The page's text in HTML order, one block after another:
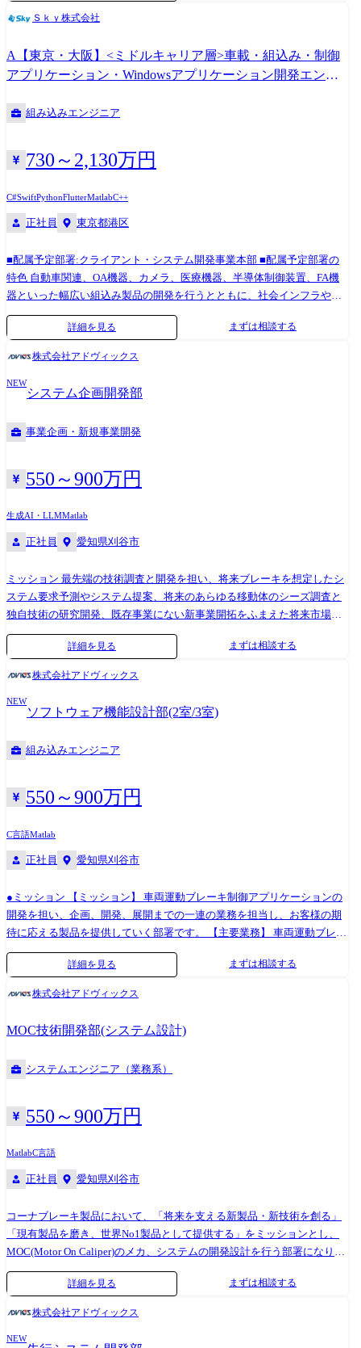
MATLAB、Simulink、Labview 等 ・データ分析プログラミング:Python、
VBA 等 ・評価/計測ツール:温度、応力、騒音測定等の試験機器、EMC評
「株式会社Honda・GS Yuasa EV Battery R&D(HGYB)」との電動車用リチ
関連サプライヤーとの技術構築により、バッテリー内部の技術進化を活
かした魅力的なEV・電動システムに貢献するバッテリーシステムを開発
していきます。 【具体的には】 ※ご経験/スキルに合わせ詳細業務
バッテリーの 性能目標(容量・入出力・耐久性・安全性・構造)の策定と
タ、電解液、添加材)技術開発 ・極群(電極・セパレータ)、電解液のケミ
カル技術開発 ・セル構造および組電池(モジュール、セルユニット)構造
熱、高圧・低圧配電) ・作図、モデル作成 ・レイアウト検討 ・構造・熱
解析 セルおよび組電池の評価・解析(性能、安全性、構造) ・試験結果解
・データサイエンス、機械学習等を活用した開発プロセス効率化技術の
開発 ・セル充放電モデル、劣化モデルによるセル性能予測技術の開発 ・
試験設備の仕様検討/導入/立ち上げ リチウムイオンバッテリー制御開発
(状態推定・入出力管理・故障検知) ・制御アルゴリズム開発と制御設定
・セルおよび組電池、バッテリーパックシステム、実車による制御検証
イヤーとの材料・部品開発 ●関連技術調査・探索 ※専門性や適性、会社
ニーズなどを踏まえ、会社が定める業務への配置転換を命じる場合があ
ツール:充放電装置、インピーダンス、安全性試験装置、構造信頼性試験
等) ・電池試作ツール:混錬装置、塗工装置、圧延装置、巻回装置、グロ
ーブボックス 等 ・設計/解析ツール:CATIA V5/V6、各種CAEツール
Ｓｋｙ株式会社
A【東京・大阪】<ミドルキャリア層>車載・組込み・制御
アプリケーション・Windowsアプリケーション開発エンジ
組み込みエンジニア
730～2,130万円
C#SwiftPythonFlutterMatlabC++
正社員 東京都港区
■配属予定部署:クライアント・システム開発事業本部 ■配属予定部署の
特色 自動車関連、OA機器、カメラ、医療機器、半導体制御装置、FA機
器といった幅広い組込み製品の開発を行うとともに、社会インフラや防
衛・宇宙領域のシステム開発、組込み機器をエッジとしてWindowsアプ
リ、Webアプリやサーバー開発も行うIoT開発を行っております。 要件定
義・基本設計といった上流工程から実装・試験の下流工程までこなせる
境・技術要素の変化が激しい分野ですが、新しい技術の習得は積極的に
行い、 モデルベース開発や自動テスト環境の導入、生成AIの活用など新
しい開発手法やツール導入も行なっています。 コミュニケーションが積
極的に取れるメンバーがたくさん在籍しているので活気溢れる 部署にな
業務 担当プロジェクトの成功に向けてマネージメントの対応、エンジニ
アリングの対応を行っていただきます。マネージメントに関しては、プ
ロジェクトの見積りや開発計画の作成、進捗管理/リスク管理、リソース
チャ設計といった上流工程の対応、技術課題解決、成果物レビューでの
進の育成も行っていただきます。 お客様や他部署との調整・交渉、営業
と連動して技術提案活動をすることもあり、チャレンジと成長ができる
魅力的なポジションです。 これまでのマネージメント経験や、リーダー
シップ能力、コミュニケーション能力、問題解決力を存分に発揮し、プ
ロジェクトの成功に貢献していただける方を求めています。 主要なお客
工程】要件定義～システムテスト 【規模】100名(機能チームは10名前後)
【期間】1年 【開発言語】C、MATLAB Simulink 【開発手法】ウォータ
ーフォール型 【作業場所】弊社オフィス内 ＜車載コックピット フロン
トエンド開発＞ 【担当工程】要件定義～システムテスト 【規模】5名～
開発 【作業場所】弊社オフィス内 ＜半導体制御装置向けWindowsアプリ
ケーション開発＞ 【担当工程】要件定義～保守運用 【規模】10名～20名
【期間】6ヶ月 【開発言語】C#、C++ 【開発手法】ウォーターフォール
当工程】基本設計～保守運用 【規模】5名～10名 【期間】9ヶ月 【開発
ィス内
詳細を見る まずは相談する
株式会社アドヴィックス
NEW
システム企画開発部
事業企画・新規事業開発
550～900万円
生成AI・LLMMatlab
正社員 愛知県刈谷市
ミッション 最先端の技術調査と開発を担い、将来ブレーキを想定したシ
ステム要求予測やシステム提案、将来のあらゆる移動体のシーズ調査と
独自技術の研究開発、既存事業にない新事業開拓をふまえた将来市場に
適応するための必要技術を織り込むことミッションとしております。 仕
事内容 ・将来のあらゆる移動体の安全・安心、快適、環境に貢献する情
ADS独自技術の開発、自社技術への適用 ②自動運転時代を見据えた関連
技術分野の情報収集・調査・研究とADS独自技術の開発、自社技術への
適用 ③CNに向けた関連技術分野の情報収集・調査・研究とADS独自技術
の開発、自社技術への適用 業務での使用ツール ・Microsoft Office (Word･
詳細を見る まずは相談する
株式会社アドヴィックス
NEW
ソフトウェア機能設計部(2室/3室)
組み込みエンジニア
550～900万円
C言語Matlab
正社員 愛知県刈谷市
●ミッション 【ミッション】 車両運動ブレーキ制御アプリケーションの
開発を担い、企画、開発、展開までの一連の業務を担当し、お客様の期
待に応える製品を提供していく部署です。 【主要業務】 車両運動ブレー
キ制御のアプリケーション/ソフトウェア開発、設計業務 業務内容 ・ア
プリケーション向けソフトウェア開発/設計業務や既存機能の機能向上、
新機能開発に従事頂きます。 ・シミュレーションを使用して、通常走
し、実際のクルマにて走行確認・仕様改良を実施する ・アプリケーショ
ン仕様をもとにソフトウェア設計・品質確保し製品化まで一連の設計・
評価を実施する ・C言語を用いた、制御アプリケーションソフトの開発
・車両毎の量産ソフトの開発、デバッグ ※ご経験や希望を踏まえ、担当
詳細を見る まずは相談する
株式会社アドヴィックス
MOC技術開発部(システム設計)
システムエンジニア（業務系）
550～900万円
MatlabC言語
正社員 愛知県刈谷市
コーナブレーキ製品において、「将来を支える新製品・新技術を創る」
「現有製品を磨き、世界No1製品として提供する」をミッションとし、
MOC(Motor On Caliper)のメカ、システムの開発設計を行う部署になりま
す。 当社にて、EPB(電動パーキングブレーキ)開発をご担当いただきま
す。 取引先との車両制御の仕様検討/システム開発/車両適合/車両評価ま
ンチ) 業務での使用ツール ●MATLAB/Simulink ●C言語
詳細を見る まずは相談する
株式会社アドヴィックス
NEW